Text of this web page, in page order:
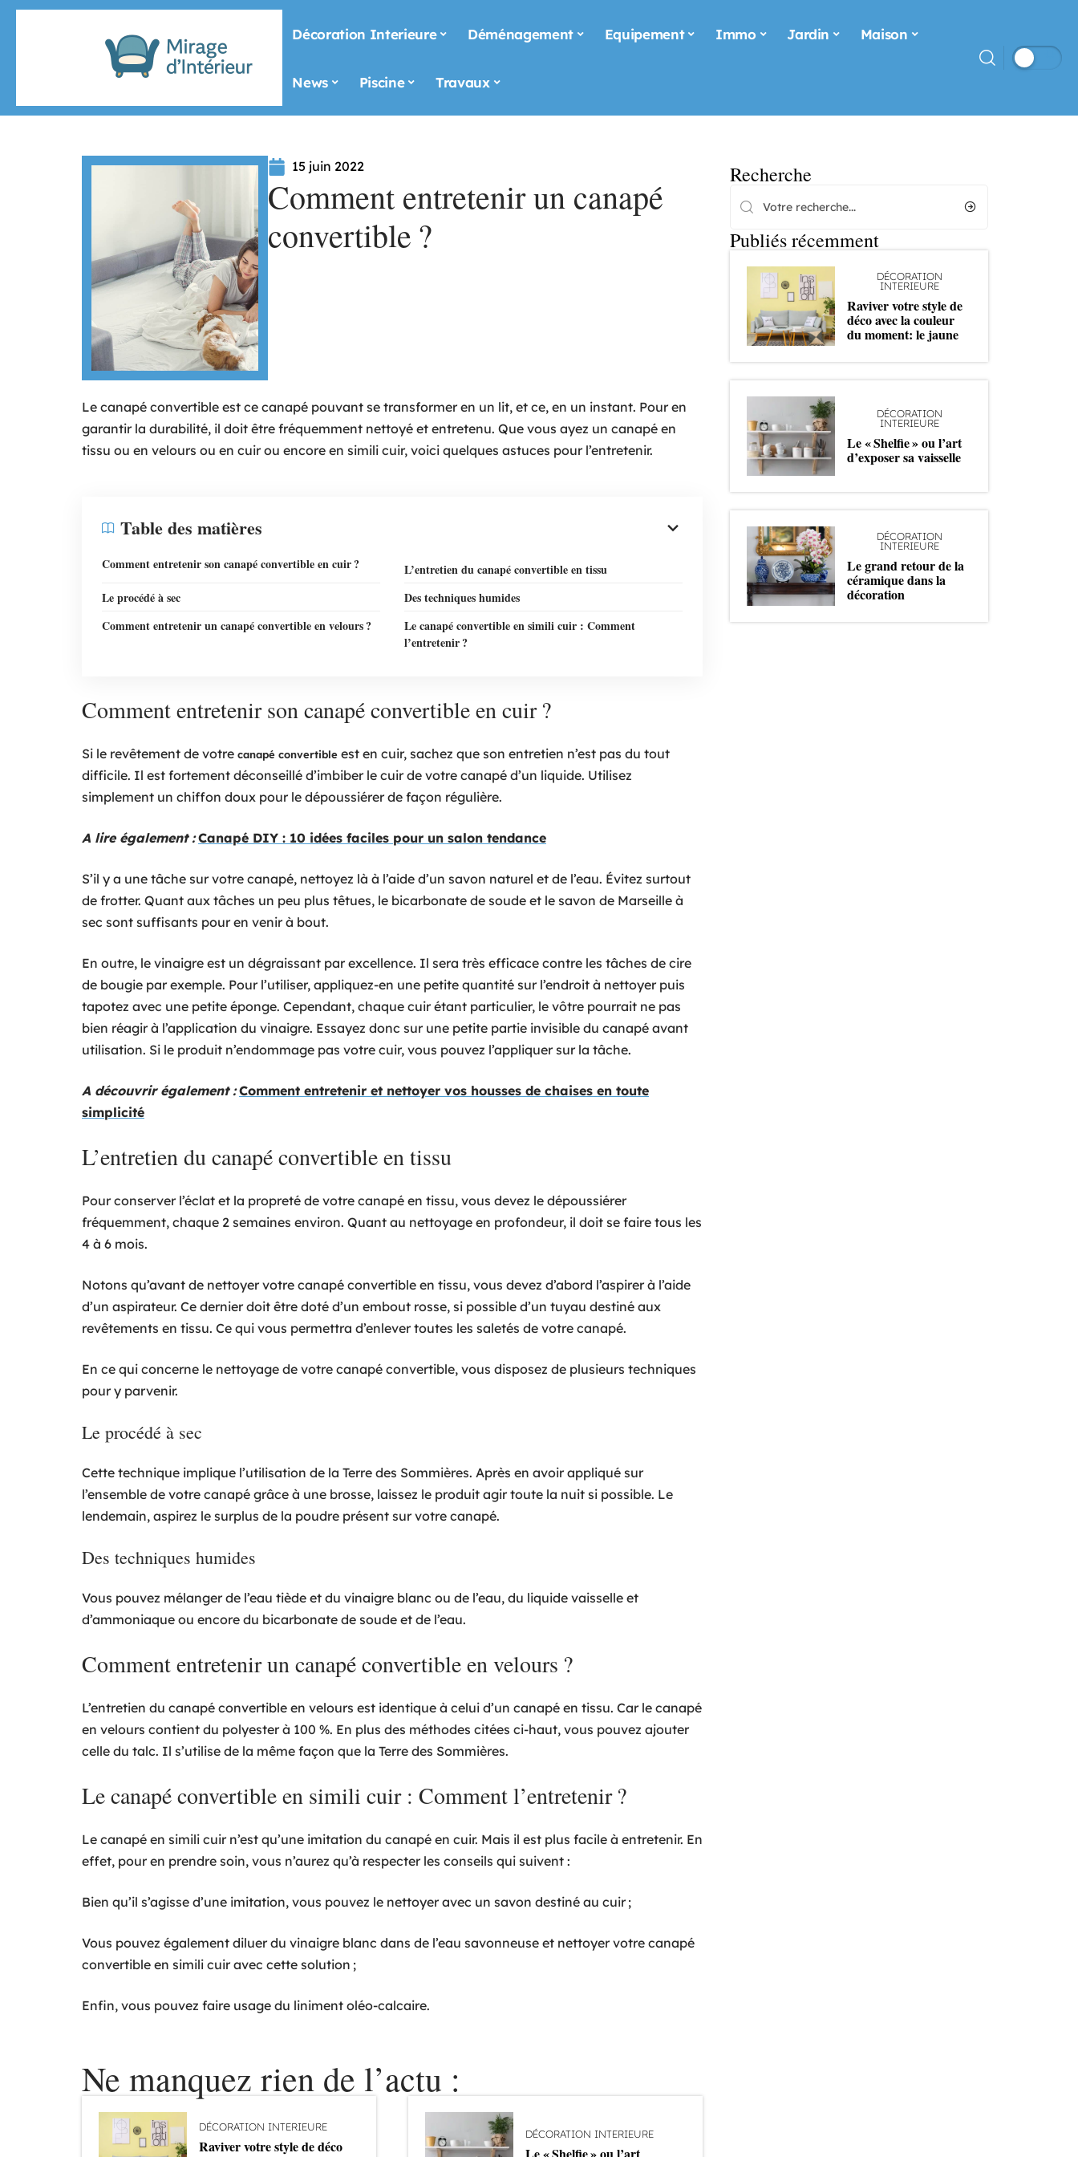
Décoration Interieure Déménagement Equipement Immo Jardin Maison
News Piscine Travaux
15 juin 2022
Comment entretenir un canapé
convertible ?
Le canapé convertible est ce canapé pouvant se transformer en un lit, et ce, en un instant. Pour en
garantir la durabilité, il doit être fréquemment nettoyé et entretenu. Que vous ayez un canapé en
tissu ou en velours ou en cuir ou encore en simili cuir, voici quelques astuces pour l’entretenir.
Table des matières
Comment entretenir son canapé convertible en cuir ?
L’entretien du canapé convertible en tissu
Le procédé à sec
Des techniques humides
Comment entretenir un canapé convertible en velours ?
Le canapé convertible en simili cuir : Comment
l’entretenir ?
Comment entretenir son canapé convertible en cuir ?
Si le revêtement de votre canapé convertible est en cuir, sachez que son entretien n’est pas du tout
difficile. Il est fortement déconseillé d’imbiber le cuir de votre canapé d’un liquide. Utilisez
simplement un chiffon doux pour le dépoussiérer de façon régulière.
A lire également : Canapé DIY : 10 idées faciles pour un salon tendance
S’il y a une tâche sur votre canapé, nettoyez là à l’aide d’un savon naturel et de l’eau. Évitez surtout
de frotter. Quant aux tâches un peu plus têtues, le bicarbonate de soude et le savon de Marseille à
sec sont suffisants pour en venir à bout.
En outre, le vinaigre est un dégraissant par excellence. Il sera très efficace contre les tâches de cire
de bougie par exemple. Pour l’utiliser, appliquez-en une petite quantité sur l’endroit à nettoyer puis
tapotez avec une petite éponge. Cependant, chaque cuir étant particulier, le vôtre pourrait ne pas
bien réagir à l’application du vinaigre. Essayez donc sur une petite partie invisible du canapé avant
utilisation. Si le produit n’endommage pas votre cuir, vous pouvez l’appliquer sur la tâche.
A découvrir également : Comment entretenir et nettoyer vos housses de chaises en toute
simplicité
L’entretien du canapé convertible en tissu
Pour conserver l’éclat et la propreté de votre canapé en tissu, vous devez le dépoussiérer
fréquemment, chaque 2 semaines environ. Quant au nettoyage en profondeur, il doit se faire tous les
4 à 6 mois.
Notons qu’avant de nettoyer votre canapé convertible en tissu, vous devez d’abord l’aspirer à l’aide
d’un aspirateur. Ce dernier doit être doté d’un embout rosse, si possible d’un tuyau destiné aux
revêtements en tissu. Ce qui vous permettra d’enlever toutes les saletés de votre canapé.
En ce qui concerne le nettoyage de votre canapé convertible, vous disposez de plusieurs techniques
pour y parvenir.
Le procédé à sec
Cette technique implique l’utilisation de la Terre des Sommières. Après en avoir appliqué sur
l’ensemble de votre canapé grâce à une brosse, laissez le produit agir toute la nuit si possible. Le
lendemain, aspirez le surplus de la poudre présent sur votre canapé.
Des techniques humides
Vous pouvez mélanger de l’eau tiède et du vinaigre blanc ou de l’eau, du liquide vaisselle et
d’ammoniaque ou encore du bicarbonate de soude et de l’eau.
Comment entretenir un canapé convertible en velours ?
L’entretien du canapé convertible en velours est identique à celui d’un canapé en tissu. Car le canapé
en velours contient du polyester à 100 %. En plus des méthodes citées ci-haut, vous pouvez ajouter
celle du talc. Il s’utilise de la même façon que la Terre des Sommières.
Le canapé convertible en simili cuir : Comment l’entretenir ?
Le canapé en simili cuir n’est qu’une imitation du canapé en cuir. Mais il est plus facile à entretenir. En
effet, pour en prendre soin, vous n’aurez qu’à respecter les conseils qui suivent :
Bien qu’il s’agisse d’une imitation, vous pouvez le nettoyer avec un savon destiné au cuir ;
Vous pouvez également diluer du vinaigre blanc dans de l’eau savonneuse et nettoyer votre canapé
convertible en simili cuir avec cette solution ;
Enfin, vous pouvez faire usage du liniment oléo-calcaire.
Ne manquez rien de l’actu :
DÉCORATION INTERIEURE
Raviver votre style de déco
DÉCORATION INTERIEURE
Le « Shelfie » ou l’art
Recherche
Publiés récemment
DÉCORATION
INTERIEURE
Raviver votre style de
déco avec la couleur
du moment: le jaune
DÉCORATION
INTERIEURE
Le « Shelfie » ou l’art
d’exposer sa vaisselle
DÉCORATION
INTERIEURE
Le grand retour de la
céramique dans la
décoration